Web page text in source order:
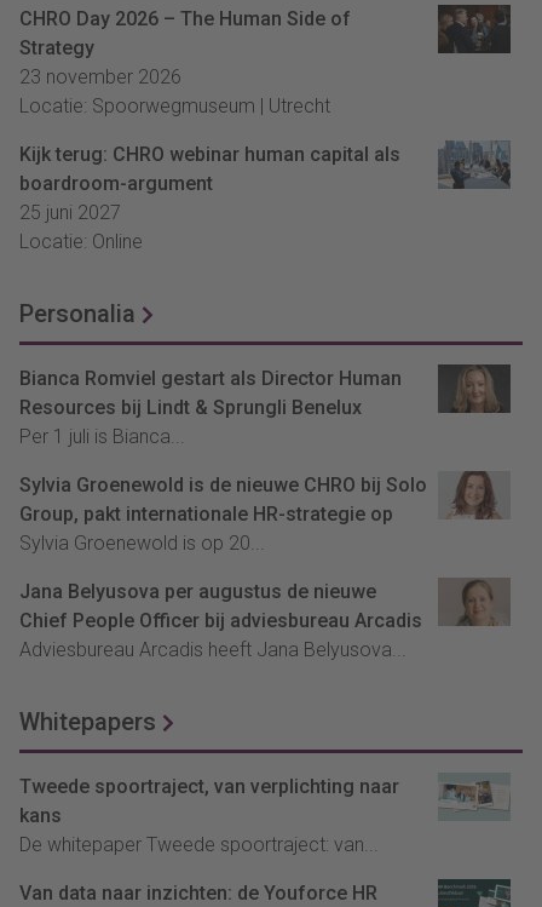
CHRO Day 2026 – The Human Side of
Strategy
23 november 2026
Locatie: Spoorwegmuseum | Utrecht
Kijk terug: CHRO webinar human capital als
boardroom-argument
25 juni 2027
Locatie: Online
Personalia
Bianca Romviel gestart als Director Human
Resources bij Lindt & Sprungli Benelux
Per 1 juli is Bianca...
Sylvia Groenewold is de nieuwe CHRO bij Solo
Group, pakt internationale HR-strategie op
Sylvia Groenewold is op 20...
Jana Belyusova per augustus de nieuwe
Chief People Officer bij adviesbureau Arcadis
Adviesbureau Arcadis heeft Jana Belyusova...
Whitepapers
Tweede spoortraject, van verplichting naar
kans
De whitepaper Tweede spoortraject: van...
Van data naar inzichten: de Youforce HR